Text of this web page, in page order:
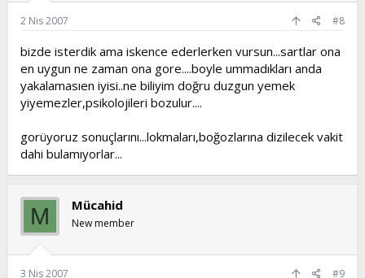
2 Nis 2007 #8
bizde isterdik ama iskence ederlerken vursun...sartlar ona
en uygun ne zaman ona gore....boyle ummadıkları anda
yakalamasıen iyisi..ne biliyim doğru duzgun yemek
yiyemezler,psikolojileri bozulur....
gorüyoruz sonuçlarını...lokmaları,boğozlarına dizilecek vakit
dahi bulamıyorlar...
M Mücahid
New member
3 Nis 2007 #9